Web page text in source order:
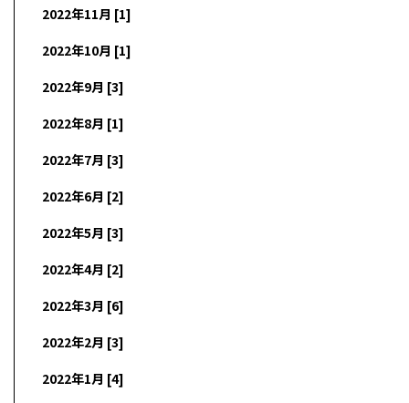
2022年11月 [1]
2022年10月 [1]
2022年9月 [3]
2022年8月 [1]
2022年7月 [3]
2022年6月 [2]
2022年5月 [3]
2022年4月 [2]
2022年3月 [6]
2022年2月 [3]
2022年1月 [4]